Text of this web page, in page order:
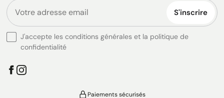
S'inscrire
J'accepte les conditions générales et la politique de
confidentialité
Paiements sécurisés